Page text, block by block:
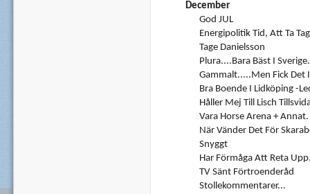
December
God JUL
Energipolitik Tid, Att Ta
Tage Danielsson
Plura....Bara Bäst I
Gammalt.....men Fick Det
Bra Boende I Lidköping -
Håller Mej Till Lisch
Vara Horse Arena + Annat.
När Vänder Det För
Snyggt
Har Förmåga Att Reta
TV Sänt Förtroenderåd
Stollekommentarer...